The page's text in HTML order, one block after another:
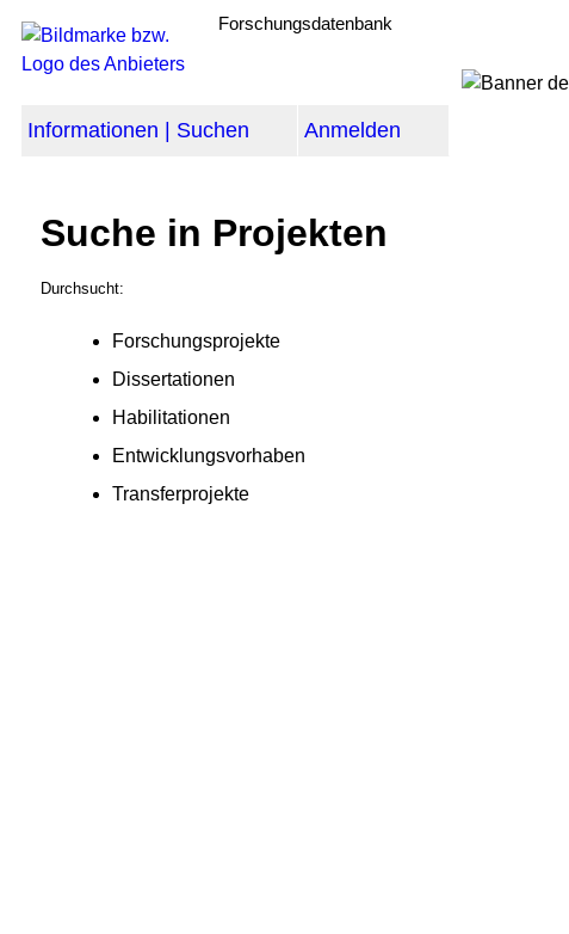
Forschungsdatenbank
Informationen | Suchen Anmelden
Suche in Projekten
Durchsucht:
Forschungsprojekte
Dissertationen
Habilitationen
Entwicklungsvorhaben
Transferprojekte